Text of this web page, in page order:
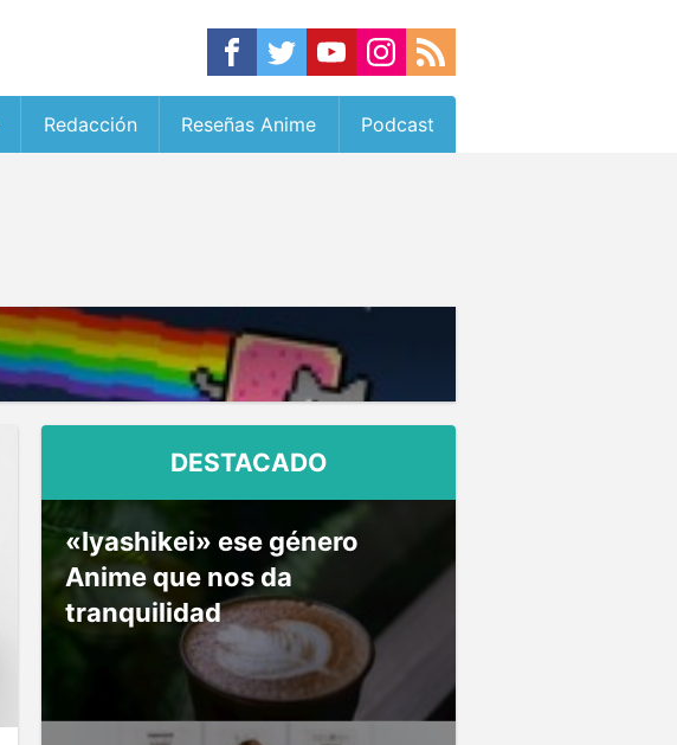
Redacción Reseñas Anime Podcast
DESTACADO
«Iyashikei» ese género
Anime que nos da
tranquilidad